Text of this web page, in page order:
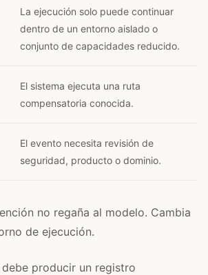
La ejecución solo puede continuar
dentro de un entorno aislado o
conjunto de capacidades reducido.
El sistema ejecuta una ruta
compensatoria conocida.
El evento necesita revisión de
seguridad, producto o dominio.
no regaña al modelo. Cambia
de ejecución.
producir un registro